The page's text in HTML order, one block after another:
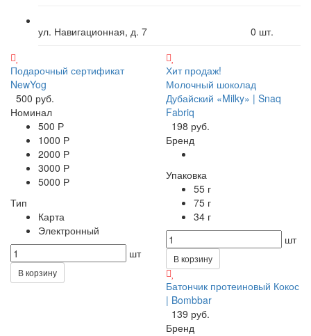
ул. Навигационная, д. 7 0 шт.
Подарочный сертификат
NewYog
500 руб.
Номинал
500 Р
1000 Р
2000 Р
3000 Р
5000 Р
Тип
Карта
Электронный
шт
В корзину
Хит продаж!
Молочный шоколад
Дубайский «Milky» | Snaq
Fabriq
198 руб.
Бренд
Упаковка
55 г
75 г
34 г
шт
В корзину
Батончик протеиновый Кокос
| Bombbar
139 руб.
Бренд